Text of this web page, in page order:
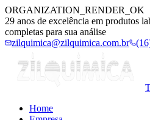
ORGANIZATION_RENDER_OK
29 anos de excelência em produtos
completas para sua análise
zilquimica@zilquimica.com.br
Home